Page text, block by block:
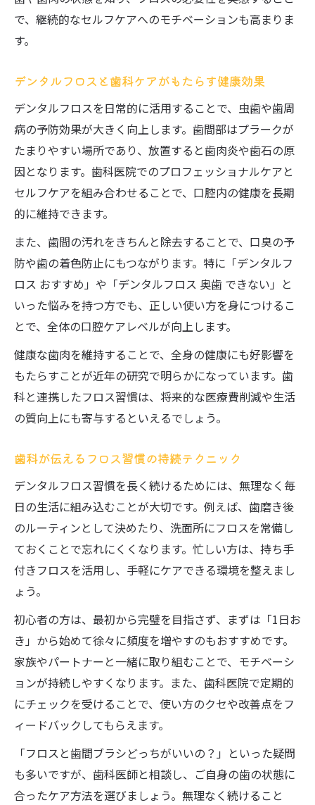
で、継続的なセルフケアへのモチベーションも高まりま
す。
デンタルフロスと歯科ケアがもたらす健康効果
デンタルフロスを日常的に活用することで、虫歯や歯周
病の予防効果が大きく向上します。歯間部はプラークが
たまりやすい場所であり、放置すると歯肉炎や歯石の原
因となります。歯科医院でのプロフェッショナルケアと
セルフケアを組み合わせることで、口腔内の健康を長期
的に維持できます。
また、歯間の汚れをきちんと除去することで、口臭の予
防や歯の着色防止にもつながります。特に「デンタルフ
ロス おすすめ」や「デンタルフロス 奥歯 できない」と
いった悩みを持つ方でも、正しい使い方を身につけるこ
とで、全体の口腔ケアレベルが向上します。
健康な歯肉を維持することで、全身の健康にも好影響を
もたらすことが近年の研究で明らかになっています。歯
科と連携したフロス習慣は、将来的な医療費削減や生活
の質向上にも寄与するといえるでしょう。
歯科が伝えるフロス習慣の持続テクニック
デンタルフロス習慣を長く続けるためには、無理なく毎
日の生活に組み込むことが大切です。例えば、歯磨き後
のルーティンとして決めたり、洗面所にフロスを常備し
ておくことで忘れにくくなります。忙しい方は、持ち手
付きフロスを活用し、手軽にケアできる環境を整えまし
ょう。
初心者の方は、最初から完璧を目指さず、まずは「1日お
き」から始めて徐々に頻度を増やすのもおすすめです。
家族やパートナーと一緒に取り組むことで、モチベーシ
ョンが持続しやすくなります。また、歯科医院で定期的
にチェックを受けることで、使い方のクセや改善点をフ
ィードバックしてもらえます。
「フロスと歯間ブラシどっちがいいの？」といった疑問
も多いですが、歯科医師と相談し、ご自身の歯の状態に
合ったケア方法を選びましょう。無理なく続けること